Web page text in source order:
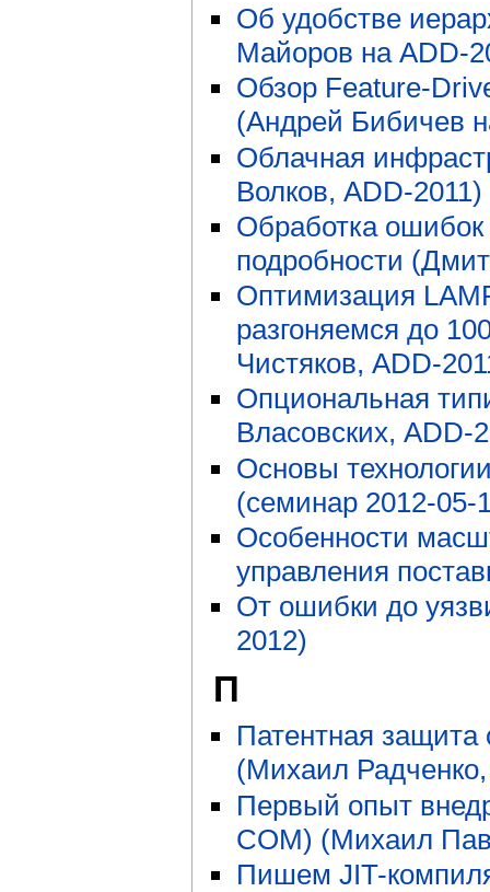
Об удобстве
Майоров на ADD-
Обзор Feature-
(Андрей Бибичев
Облачная
Волков, ADD-2011)
Обработка
подробности
Оптимизация
разгоняемся до
Чистяков, ADD-
Опциональная
Власовских, ADD-
Основы
(семинар 2012-05-
Особенности
управления
От ошибки до
2012)
П
Патентная защита
(Михаил
Первый опыт
COM) (Михаил
Пишем JIT-